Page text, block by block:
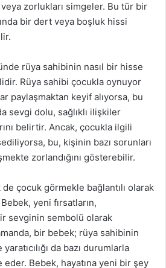
zorlukları simgeler. Bu tür bir
bir dert veya boşluk hissi
rüya sahibinin nasıl bir hisse
Rüya sahibi çocukla oynuyor
paylaşmaktan keyif alıyorsa, bu
sevgi dolu, sağlıklı ilişkiler
belirtir. Ancak, çocukla ilgili
bu, kişinin bazı sorunları
zorlandığını gösterebilir.
çocuk görmekle bağlantılı olarak
yeni fırsatların,
sevginin sembolü olarak
bir bebek; rüya sahibinin
da bazı durumlarla
eder. Bebek, hayatına yeni bir şey